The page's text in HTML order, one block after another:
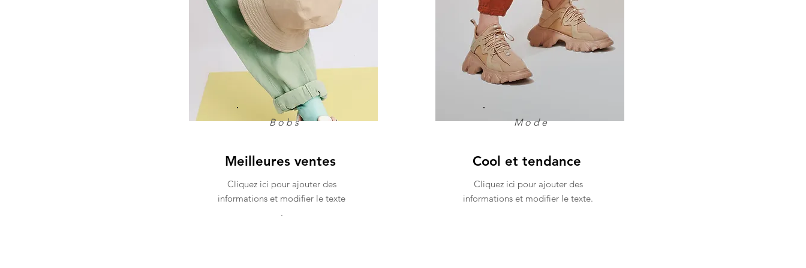
Bobs
Meilleures ventes
Cliquez ici pour ajouter des
informations et modifier le texte
.
Mode
Cool et tendance
Cliquez ici pour ajouter des
informations et modifier le texte.